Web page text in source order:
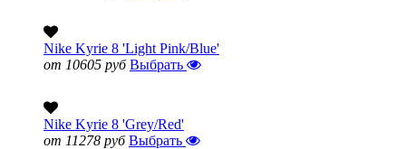
Nike Kyrie 8 'Light Pink/Blue'
от 10605 руб Выбрать
Nike Kyrie 8 'Grey/Red'
от 11278 руб Выбрать